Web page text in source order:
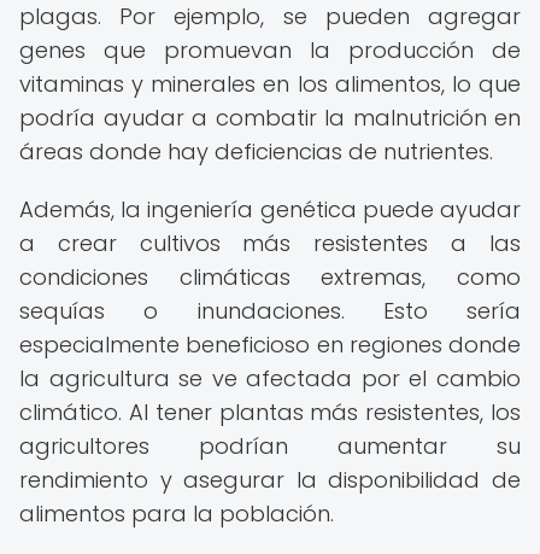
plagas. Por ejemplo, se pueden agregar
genes que promuevan la producción de
vitaminas y minerales en los alimentos, lo que
podría ayudar a combatir la malnutrición en
áreas donde hay deficiencias de nutrientes.
Además, la ingeniería genética puede ayudar
a crear cultivos más resistentes a las
condiciones climáticas extremas, como
sequías o inundaciones. Esto sería
especialmente beneficioso en regiones donde
la agricultura se ve afectada por el cambio
climático. Al tener plantas más resistentes, los
agricultores podrían aumentar su
rendimiento y asegurar la disponibilidad de
alimentos para la población.